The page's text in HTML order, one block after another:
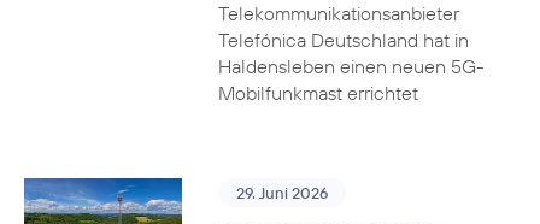
Telekommunikationsanbieter
Telefónica Deutschland hat in
Haldensleben einen neuen 5G-
Mobilfunkmast errichtet
29. Juni 2026